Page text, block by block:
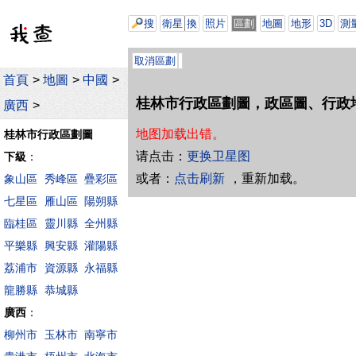
首頁 > 地圖 > 中國 >
廣西 >
桂林市行政區劃圖
下級 ：
象山區 秀峰區 疊彩區
七星區
雁山區 陽朔縣
臨桂區
靈川縣 全州縣
平樂縣 興安縣 灌陽縣
荔浦市
資源縣 永福縣
龍勝縣 恭城縣
廣西 ：
柳州市
玉林市 南寧市
搜 衛星 換 照片 區劃 地圖 地形 3D 測
取消區劃
桂林市行政區劃圖，政區圖、行政
地图加载出错。
请点击： 更换卫星图
或者： 点击刷新 ，重新加载。